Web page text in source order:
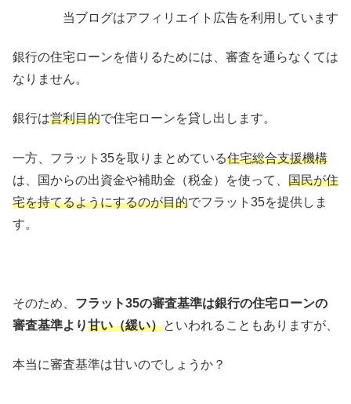
当ブログはアフィリエイト広告を利用しています
銀行の住宅ローンを借りるためには、審査を通らなくては
なりません。
銀行は営利目的で住宅ローンを貸し出します。
一方、フラット35を取りまとめている住宅総合支援機構
は、国からの出資金や補助金（税金）を使って、 国民が住
宅を持てるようにするのが目的でフラット35を提供しま
す。
そのため、 フラット35の審査基準は銀行の住宅ローンの
審査基準より甘い（緩い）といわれることもありますが、
本当に審査基準は甘いのでしょうか？